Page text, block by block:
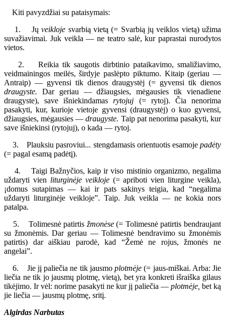
Kiti pavyzdžiai su pataisymais:
1. Jųveikloje svarbią vietą (= Svarbią jų veiklos vietą) užima
suvažiavimai. Juk veikla — ne teatro salė, kur paprastai nurodytos
vietos.
2. Reikia tik saugotis dirbtinio pataikavimo, smaližiavimo,
veidmainingos meilės, širdyje paslėpto piktumo. Kitaip (geriau —
Antraip) — gyvensi tik dienos draugystėj (= gyvensi tik dienos
draugyste. Dar geriau — džiaugsies, mėgausies tik vienadiene
draugyste), save išniekindamasrytojuj (= rytoj). Čia nenorima
pasakyti, kur, kurioje vietoje gyvensi (draugystėj) o kuo gyvensi,
džiaugsies, mėgausies —draugyste. Taip pat nenorima pasakyti, kur
save išniekinsi (rytojuj), o kada — rytoj.
3. Plauksiu pasroviui... stengdamasis orientuotis esamoje padėty
(= pagal esamą padėtį).
4. Taigi Bažnyčios, kaip ir viso mistinio organizmo, negalima
uždaryti vien liturginėje veikloje (= apriboti vien liturgine veikla),
¡domus sutapimas — kai ir pats sakinys teigia, kad “negalima
uždaryti liturginėje veikloje”. Taip. Juk veikla — ne kokia nors
patalpa.
5. Tolimesnė patirtis žmonėse(= Tolimesnė patirtis bendraujant
su žmonėmis. Dar geriau — Tolimesnė bendravimo su žmonėmis
patirtis) dar aiškiau parodė, kad “Žemė ne rojus, žmonės ne
angelai”.
6. Jie jį paliečia ne tik jausmoplotmėje (= jaus-miškai. Arba: Jie
liečia ne tik jo jausmų plotmę, vietą), bet yra konkreti išraiška gilaus
tikėjimo. Ir vėl: norime pasakyti ne kur jį paliečia — plotmėje, bet ką
jie liečia — jausmų plotmę, sritį.
Algirdas Narbutas